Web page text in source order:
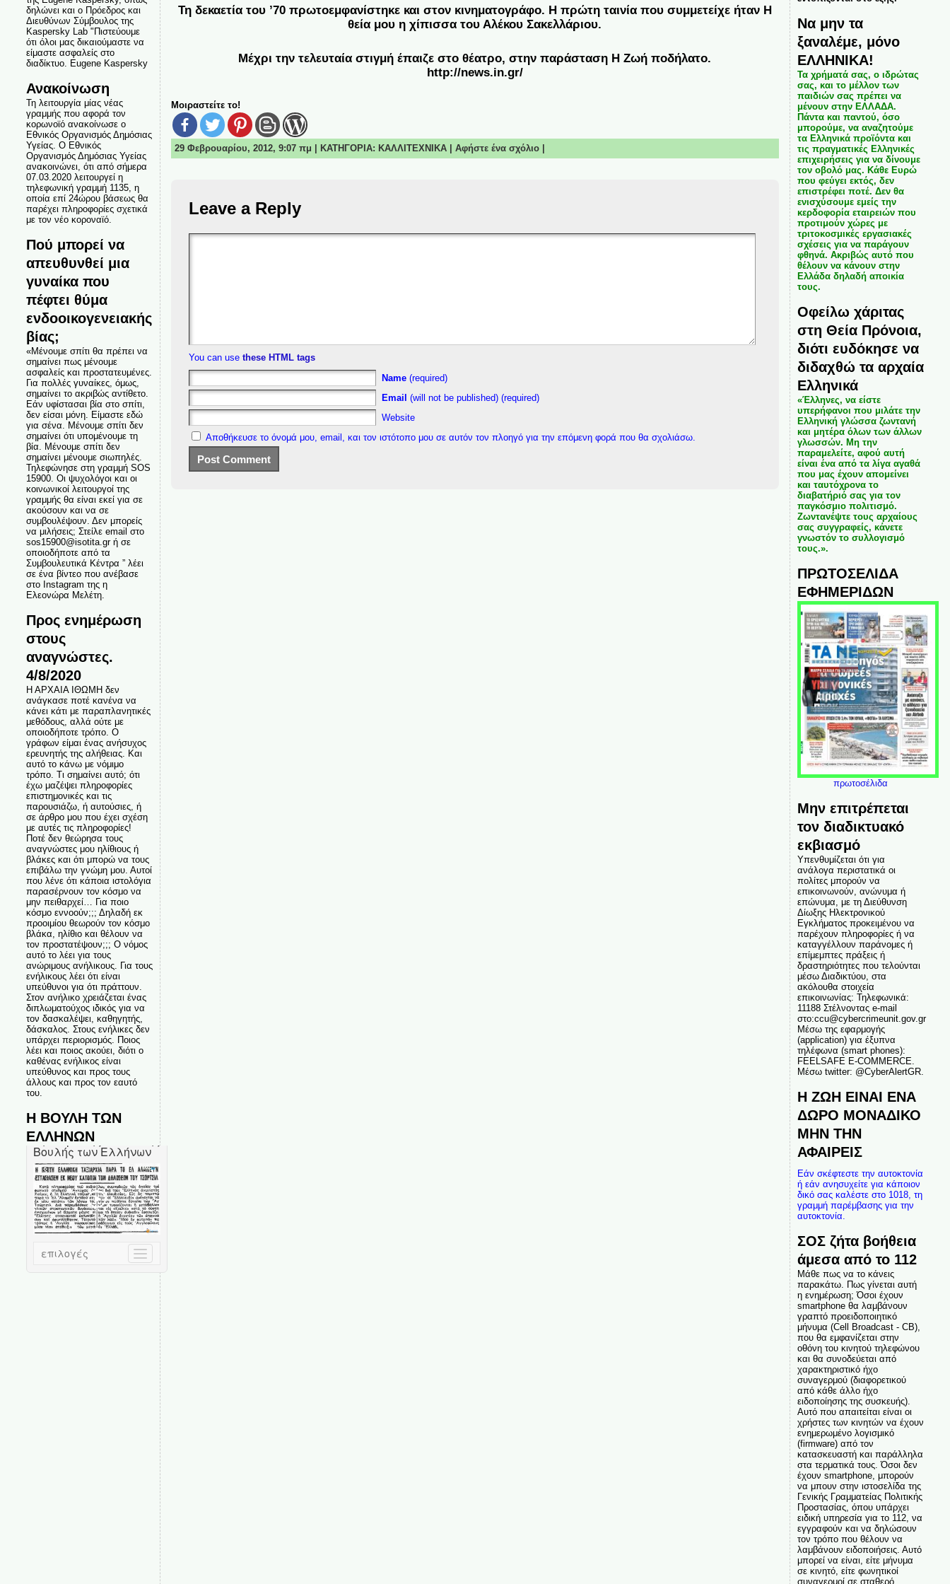
δηλώνει και ο Πρόεδρος και
Διευθύνων Σύμβουλος της
Kaspersky Lab "Πιστεύουμε
ότι όλοι μας δικαιούμαστε να
είμαστε ασφαλείς στο
διαδίκτυο. Eugene Kaspersky
Ανακοίνωση
Τη λειτουργία μίας νέας
γραμμής που αφορά τον
κορωνοϊό ανακοίνωσε ο
Εθνικός Οργανισμός Δημόσιας
Υγείας. Ο Εθνικός
Οργανισμός Δημόσιας Υγείας
ανακοινώνει, ότι από σήμερα
07.03.2020 λειτουργεί η
τηλεφωνική γραμμή 1135, η
οποία επί 24ώρου βάσεως θα
παρέχει πληροφορίες σχετικά
με τον νέο κοροναϊό.
Πού μπορεί να
απευθυνθεί μια
γυναίκα που
πέφτει θύμα
ενδοοικογενειακής
βίας;
«Μένουμε σπίτι θα πρέπει να
σημαίνει πως μένουμε
ασφαλείς και προστατευμένες.
Για πολλές γυναίκες, όμως,
σημαίνει το ακριβώς αντίθετο.
Εάν υφίστασαι βία στο σπίτι,
δεν είσαι μόνη. Είμαστε εδώ
για σένα. Μένουμε σπίτι δεν
σημαίνει ότι υπομένουμε τη
βία. Μένουμε σπίτι δεν
σημαίνει μένουμε σιωπηλές.
Τηλεφώνησε στη γραμμή SOS
15900. Οι ψυχολόγοι και οι
κοινωνικοί λειτουργοί της
γραμμής θα είναι εκεί για σε
ακούσουν και να σε
συμβουλέψουν. Δεν μπορείς
να μιλήσεις; Στείλε email στο
sos15900@isotita.gr ή σε
οποιοδήποτε από τα
Συμβουλευτικά Κέντρα ” λέει
σε ένα βίντεο που ανέβασε
στο Instagram της η
Ελεονώρα Μελέτη.
Προς ενημέρωση
στους
αναγνώστες.
4/8/2020
Η ΑΡΧΑΙΑ ΙΘΩΜΗ δεν
ανάγκασε ποτέ κανένα να
κάνει κάτι με παραπλανητικές
μεθόδους, αλλά ούτε με
οποιοδήποτε τρόπο. Ο
γράφων είμαι ένας ανήσυχος
ερευνητής της αλήθειας. Και
αυτό το κάνω με νόμιμο
τρόπο. Τι σημαίνει αυτό; ότι
έχω μαζέψει πληροφορίες
επιστημονικές και τις
παρουσιάζω, ή αυτούσιες, ή
σε άρθρο μου που έχει σχέση
με αυτές τις πληροφορίες!
Ποτέ δεν θεώρησα τους
αναγνώστες μου ηλίθιους ή
βλάκες και ότι μπορώ να τους
επιβάλω την γνώμη μου. Αυτοί
που λένε ότι κάποια ιστολόγια
παρασέρνουν τον κόσμο να
μην πειθαρχεί… Για ποιο
κόσμο εννοούν;;; Δηλαδή εκ
προοιμίου θεωρούν τον κόσμο
βλάκα, ηλίθιο και θέλουν να
τον προστατέψουν;;; Ο νόμος
αυτό το λέει για τους
ανώριμους ανήλικους. Για τους
ενήλικους λέει ότι είναι
υπεύθυνοι για ότι πράττουν.
Στον ανήλικο χρειάζεται ένας
διπλωματούχος ιδικός για να
τον δασκαλέψει, καθηγητής,
δάσκαλος. Στους ενήλικες δεν
υπάρχει περιορισμός. Ποιος
λέει και ποιος ακούει, διότι ο
καθένας ενήλικος είναι
υπεύθυνος και προς τους
άλλους και προς τον εαυτό
του.
Η ΒΟΥΛΗ ΤΩΝ
ΕΛΛΗΝΩΝ
Τη δεκαετία του ’70 πρωτοεμφανίστηκε και στον κινηματογράφο. Η πρώτη ταινία που συμμετείχε ήταν Η
θεία μου η χίπισσα του Αλέκου Σακελλάριου.
Μέχρι την τελευταία στιγμή έπαιζε στο θέατρο, στην παράσταση Η Ζωή ποδήλατο.
http://news.in.gr/
Μοιραστείτε το!
29 Φεβρουαρίου, 2012, 9:07 πμ | ΚΑΤΗΓΟΡΙΑ: ΚΑΛΛΙΤΕΧΝΙΚΑ| Αφήστε ένα σχόλιο|
Leave a Reply
You can use these HTML tags
Name (required)
Email (will not be published) (required)
Website
Αποθήκευσε το όνομά μου, email, και τον ιστότοπο μου σε αυτόν τον πλοηγό για την επόμενη φορά που θα σχολιάσω.
Να μην τα
ξαναλέμε, μόνο
ΕΛΛΗΝΙΚΑ!
Τα χρήματά σας, ο ιδρώτας
σας, και το μέλλον των
παιδιών σας πρέπει να
μένουν στην ΕΛΛΑΔΑ.
Πάντα και παντού, όσο
μπορούμε, να αναζητούμε
τα Ελληνικά προϊόντα και
τις πραγματικές Ελληνικές
επιχειρήσεις για να δίνουμε
τον οβολό μας. Κάθε Ευρώ
που φεύγει εκτός, δεν
επιστρέφει ποτέ. Δεν θα
ενισχύσουμε εμείς την
κερδοφορία εταιρειών που
προτιμούν χώρες με
τριτοκοσμικές εργασιακές
σχέσεις για να παράγουν
φθηνά. Ακριβώς αυτό που
θέλουν να κάνουν στην
Ελλάδα δηλαδή αποικία
τους.
Οφείλω χάριτας
στη Θεία Πρόνοια,
διότι ευδόκησε να
διδαχθώ τα αρχαία
Ελληνικά
«Έλληνες, να είστε
υπερήφανοι που μιλάτε την
Ελληνική γλώσσα ζωντανή
και μητέρα όλων των άλλων
γλωσσών. Μη την
παραμελείτε, αφού αυτή
είναι ένα από τα λίγα αγαθά
που μας έχουν απομείνει
και ταυτόχρονα το
διαβατήριό σας για τον
παγκόσμιο πολιτισμό.
Ζωντανέψτε τους αρχαίους
σας συγγραφείς, κάνετε
γνωστόν το συλλογισμό
τους.».
ΠΡΩΤΟΣΕΛΙΔΑ
ΕΦΗΜΕΡΙΔΩΝ
πρωτοσέλιδα
Μην επιτρέπεται
τον διαδικτυακό
εκβιασμό
Υπενθυμίζεται ότι για
ανάλογα περιστατικά οι
πολίτες μπορούν να
επικοινωνούν, ανώνυμα ή
επώνυμα, με τη Διεύθυνση
Δίωξης Ηλεκτρονικού
Εγκλήματος προκειμένου να
παρέχουν πληροφορίες ή να
καταγγέλλουν παράνομες ή
επίμεμπτες πράξεις ή
δραστηριότητες που τελούνται
μέσω Διαδικτύου, στα
ακόλουθα στοιχεία
επικοινωνίας: Τηλεφωνικά:
11188 Στέλνοντας e-mail
στο:ccu@cybercrimeunit.gov.gr
Μέσω της εφαρμογής
(application) για έξυπνα
τηλέφωνα (smart phones):
FEELSAFE E-COMMERCE.
Μέσω twitter: @CyberAlertGR.
Η ΖΩΗ ΕΙΝΑΙ ΕΝΑ
ΔΩΡΟ ΜΟΝΑΔΙΚΟ
ΜΗΝ ΤΗΝ
ΑΦΑΙΡΕΙΣ
Εάν σκέφτεστε την αυτοκτονία
ή εάν ανησυχείτε για κάποιον
δικό σας καλέστε στο 1018, τη
γραμμή παρέμβασης για την
αυτοκτονία.
ΣΟΣ ζήτα βοήθεια
άμεσα από το 112
Μάθε πως να το κάνεις
παρακάτω. Πως γίνεται αυτή
η ενημέρωση; Όσοι έχουν
smartphone θα λαμβάνουν
γραπτό προειδοποιητικό
μήνυμα (Cell Broadcast - CB),
που θα εμφανίζεται στην
οθόνη του κινητού τηλεφώνου
και θα συνοδεύεται από
χαρακτηριστικό ήχο
συναγερμού (διαφορετικού
από κάθε άλλο ήχο
ειδοποίησης της συσκευής).
Αυτό που απαιτείται είναι οι
χρήστες των κινητών να έχουν
ενημερωμένο λογισμικό
(firmware) από τον
κατασκευαστή και παράλληλα
στα τερματικά τους. Όσοι δεν
έχουν smartphone, μπορούν
να μπουν στην ιστοσελίδα της
Γενικής Γραμματείας Πολιτικής
Προστασίας, όπου υπάρχει
ειδική υπηρεσία για το 112, να
εγγραφούν και να δηλώσουν
τον τρόπο που θέλουν να
λαμβάνουν ειδοποιήσεις. Αυτό
μπορεί να είναι, είτε μήνυμα
σε κινητό, είτε φωνητικοί
συναγερμοί σε σταθερό